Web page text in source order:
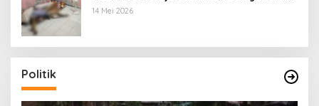
Kamar Kos
14 Mei 2026
Politik